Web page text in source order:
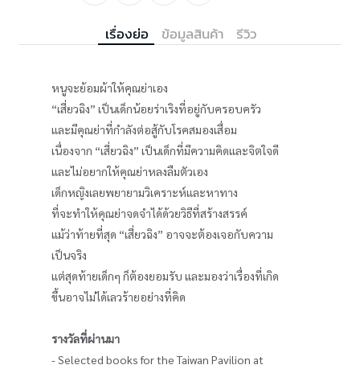
เรื่องย่อ ข้อมูลสินค้า รีวิว
หนูจะย้อมผ้าให้คุณย่าเอง
“เสี่ยวฉิง” เป็นเด็กน้อยร่าเริงที่อยู่กับครอบครัว
และมีคุณย่าที่กำลังต่อสู้กับโรคสมองเสื่อม
เนื่องจาก “เสี่ยวฉิง” เป็นเด็กที่มีความคิดและจิตใจดี
และไม่อยากให้คุณย่าหลงลืมตัวเอง
เด็กหญิงเลยพยายามวิเคราะห์และหาทาง
ที่จะทำให้คุณย่าจดจำได้ด้วยวิธีที่สร้างสรรค์
แม้ว่าท้ายที่สุด “เสี่ยวฉิง” อาจจะต้องเจอกับความ
เป็นจริง
แต่สุดท้ายเด็กๆ ก็ต้องยอมรับ และมองว่าเรื่องที่เกิด
ขึ้นอาจไม่ได้เลวร้ายอย่างที่คิด
รางวัลที่ผ่านมา
- Selected books for the Taiwan Pavilion at